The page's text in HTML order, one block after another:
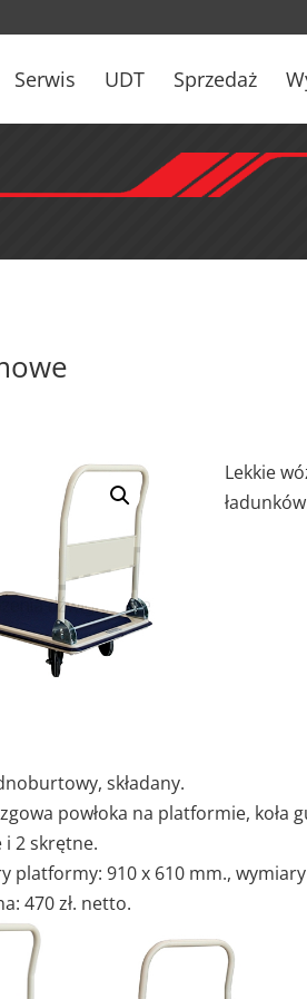
Serwis UDT Sprzedaż
Lekkie
składany.
powłoka na platformie, koła
i 2 skrętne.
platformy: 910 x 610 mm.,
470 zł. netto.